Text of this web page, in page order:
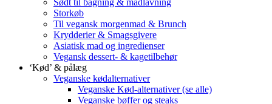
Sødt til bagning & madlavning
Storkøb
Til vegansk morgenmad & Brunch
Krydderier & Smagsgivere
Asiatisk mad og ingredienser
Vegansk dessert- & kagetilbehør
‘Kød’ & pålæg
Veganske kødalternativer
Veganske Kød-alternativer (se alle)
Veganske bøffer og steaks